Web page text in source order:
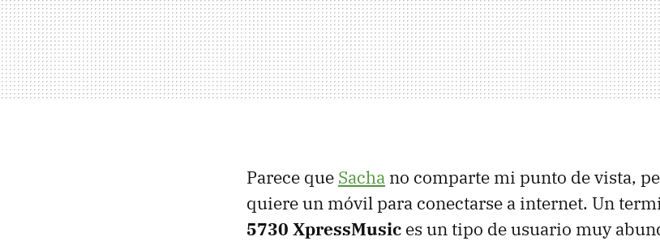
Parece que Sacha no comparte mi punto de vista,
quiere un móvil para conectarse a internet. Un
5730 XpressMusic es un tipo de usuario muy